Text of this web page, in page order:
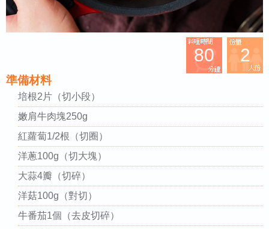
2
80
準備材料
培根2片（切小段）
嫩肩牛肉塊250g
紅蘿蔔1/2根（切圈）
洋蔥100g（切大塊）
大蒜4瓣（切碎）
洋菇100g（對切）
牛番茄1個（去皮切碎）